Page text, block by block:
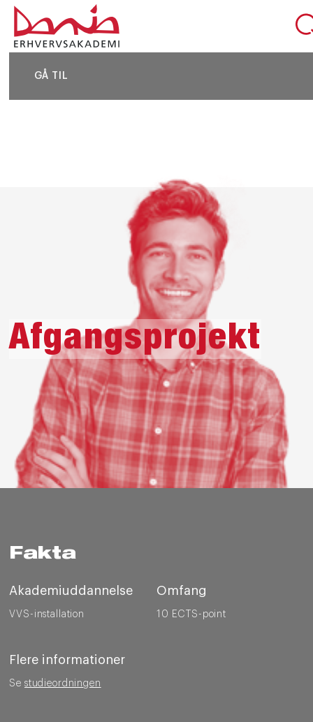
GÅ TIL
DEL SIDEN
Afgangsprojekt
Fakta
Akademiuddannelse
VVS-installation
Omfang
10 ECTS-point
Flere informationer
Se studieordningen